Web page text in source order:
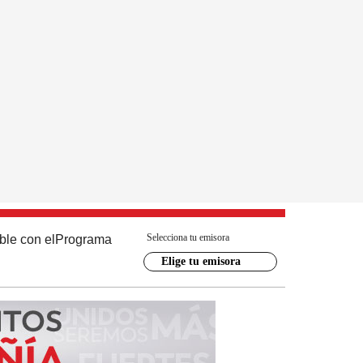
con el Programa Selecciona tu emisora
Elige tu emisora